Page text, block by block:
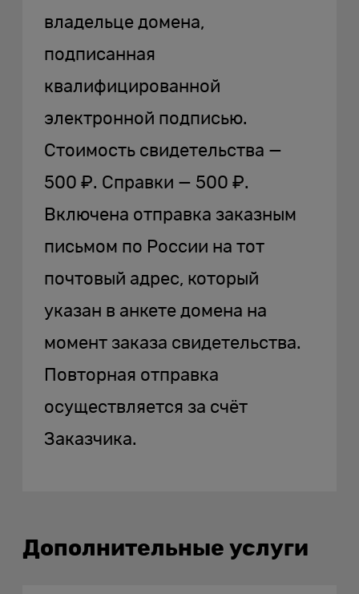
владельце домена,
подписанная
квалифицированной
электронной подписью.
Стоимость свидетельства —
500 ₽. Справки — 500 ₽.
Включена отправка заказным
письмом по России на тот
почтовый адрес, который
указан в анкете домена на
момент заказа свидетельства.
Повторная отправка
осуществляется за счёт
Заказчика.
Дополнительные услуги